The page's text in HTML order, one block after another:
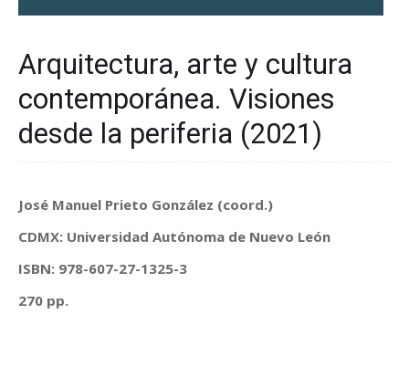
Arquitectura, arte y cultura
contemporánea. Visiones
desde la periferia (2021)
José Manuel Prieto González (coord.)
CDMX: Universidad Autónoma de Nuevo León
ISBN: 978-607-27-1325-3
270 pp.